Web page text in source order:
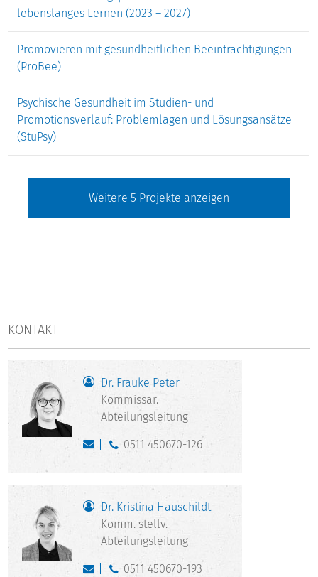
Studienentscheidung und Studienverläufe
Berufliche und wissenschaftliche Karrieren
lebenslanges Lernen (2023 – 2027)
Promovieren mit gesundheitlichen Beeinträchtigungen
(ProBee)
Psychische Gesundheit im Studien- und
Promotionsverlauf: Problemlagen und Lösungsansätze
(StuPsy)
Weitere 5 Projekte anzeigen
KONTAKT
Dr. Frauke Peter
Kommissar.
Abteilungsleitung
0511 450670-126
Dr. Kristina Hauschildt
Komm. stellv.
Abteilungsleitung
0511 450670-193